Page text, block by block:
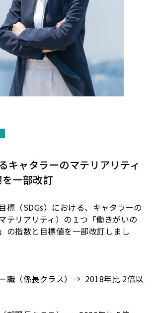
キャタラーのマテリアリティ
一部改訂
標（SDGs）における、キャタラーの
テリアリティ）の１つ「働きがいの
の指数と目標値を一部改訂しまし
職（係長クラス）→ 2018年比 2倍以